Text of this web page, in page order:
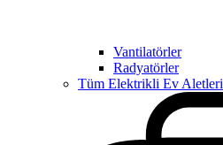
Vantilatörler
Radyatörler
Tüm Elektrikli Ev Aletleri